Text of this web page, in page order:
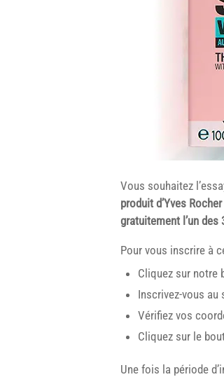
Vous souhaitez
produit d’Yves Rocher
gratuitement l’un
Pour vous inscrire à
Cliquez sur notre
Inscrivez-vous
Vérifiez vos
Cliquez sur le
Une fois la période